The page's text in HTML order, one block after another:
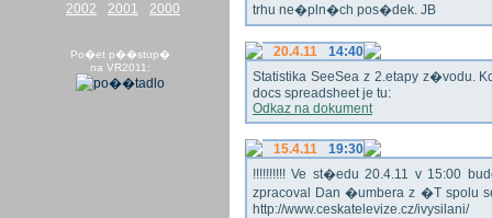
2002
2001 2000
Po�et p��stup�
na VR2011:
trhu ne�pln�ch pos�dek. JB
20.4.11
14:40
Statistika SeeSea z 2.etapy z�vodu.
docs spreadsheet je tu:
Odkaz na dokument
15.4.11
19:30
!!!!!!!!!! Ve st�edu 20.4.11 v 15:00
zpracoval Dan �umbera z �T spolu
http://www.ceskatelevize.cz/ivysilani/